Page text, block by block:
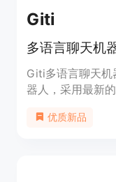
Giti
多语言聊天机
Giti多语言聊天机
器人，采用最新
解您母语的智能
优质新品